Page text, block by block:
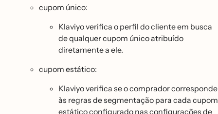
cupom único:
Klaviyo verifica o perfil do cliente em busca
de qualquer cupom único atribuído
diretamente a ele.
cupom estático:
Klaviyo verifica se o comprador corresponde
às regras de segmentação para cada cupom
estático configurado nas configurações de